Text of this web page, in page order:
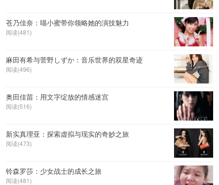
苍乃佳奈：喵小蜜带你领略她的演技魅力
阅读(481)
麻田有希与菅野しずか：音乐世界的双星奇迹
阅读(496)
奥田佳苗：用文字绽放的情感迷宫
阅读(516)
新实真理亚：探索虚拟与现实的奇妙之旅
阅读(473)
铃森罗莎：少女战士的成长之旅
阅读(481)